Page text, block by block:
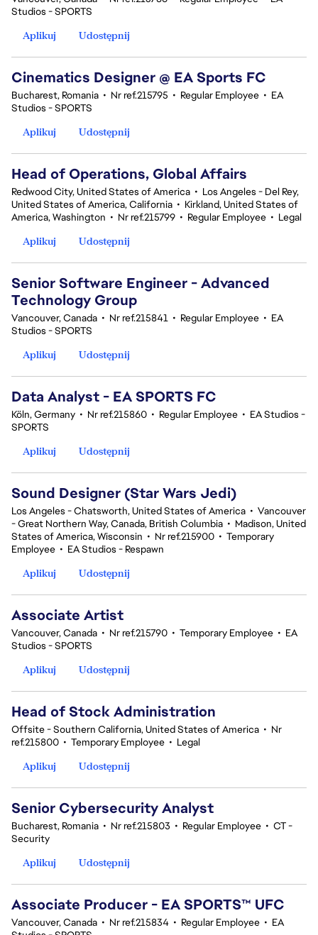
Studios - SPORTS
Aplikuj
Udostępnij
Cinematics Designer @ EA Sports FC
Bucharest, Romania • Nr ref.215795 • Regular Employee • EA
Studios - SPORTS
Aplikuj
Udostępnij
Head of Operations, Global Affairs
Redwood City, United States of America • Los Angeles - Del Rey,
United States of America, California • Kirkland, United States of
America, Washington • Nr ref.215799 • Regular Employee • Legal
Aplikuj
Udostępnij
Senior Software Engineer - Advanced
Technology Group
Vancouver, Canada • Nr ref.215841 • Regular Employee • EA
Studios - SPORTS
Aplikuj
Udostępnij
Data Analyst - EA SPORTS FC
Köln, Germany • Nr ref.215860 • Regular Employee • EA Studios -
SPORTS
Aplikuj
Udostępnij
Sound Designer (Star Wars Jedi)
Los Angeles - Chatsworth, United States of America • Vancouver
- Great Northern Way, Canada, British Columbia • Madison, United
States of America, Wisconsin • Nr ref.215900 • Temporary
Employee • EA Studios - Respawn
Aplikuj
Udostępnij
Associate Artist
Vancouver, Canada • Nr ref.215790 • Temporary Employee • EA
Studios - SPORTS
Aplikuj
Udostępnij
Head of Stock Administration
Offsite - Southern California, United States of America • Nr
ref.215800 • Temporary Employee • Legal
Aplikuj
Udostępnij
Senior Cybersecurity Analyst
Bucharest, Romania • Nr ref.215803 • Regular Employee • CT -
Security
Aplikuj
Udostępnij
Associate Producer - EA SPORTS™ UFC
Vancouver, Canada • Nr ref.215834 • Regular Employee • EA